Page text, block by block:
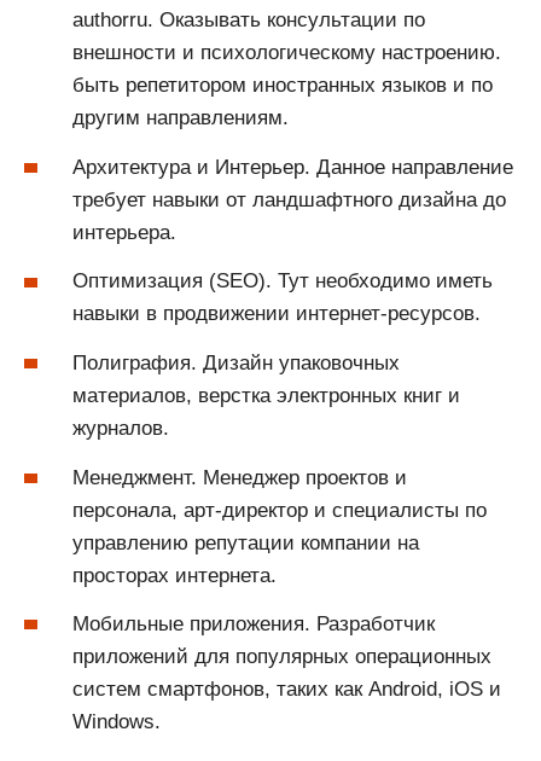
authorru. Оказывать консультации по
внешности и психологическому настроению.
быть репетитором иностранных языков и по
другим направлениям.
Архитектура и Интерьер. Данное направление
требует навыки от ландшафтного дизайна до
интерьера.
Оптимизация (SEO). Тут необходимо иметь
навыки в продвижении интернет-ресурсов.
Полиграфия. Дизайн упаковочных
материалов, верстка электронных книг и
журналов.
Менеджмент. Менеджер проектов и
персонала, арт-директор и специалисты по
управлению репутации компании на
просторах интернета.
Мобильные приложения. Разработчик
приложений для популярных операционных
систем смартфонов, таких как Android, iOS и
Windows.